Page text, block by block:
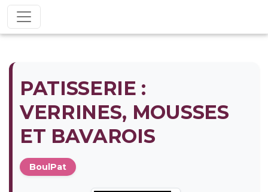
PATISSERIE :
VERRINES, MOUSSES
ET BAVAROIS
BoulPat